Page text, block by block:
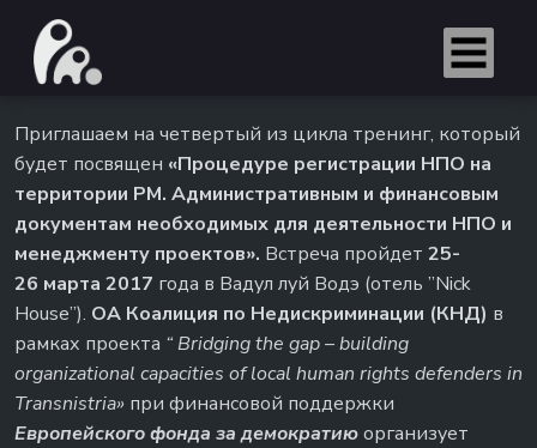
Приглашаем на четвертый из цикла тренинг, который
будет посвящен «Процедуре регистрации НПО на
территории РМ. Административным и финансовым
документам необходимых для деятельности НПО и
менеджменту проектов». Встреча пройдет 25-
26 марта 2017 года в Вадул луй Водэ (отель ”Nick
House”). ОА Коалиция по Недискриминации (КНД) в
рамках проекта “Bridging the gap – building
organizational capacities of local human rights defenders in
Transnistria» при финансовой поддержки
Европейского фонда за демократиюорганизует